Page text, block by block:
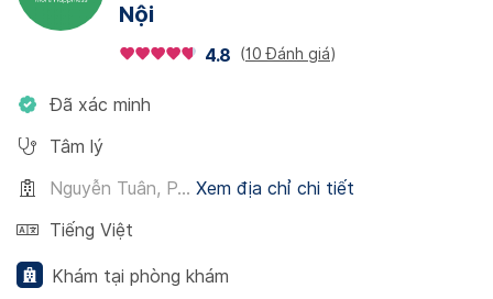
Nội
4.8 (10 Đánh giá)
Đã xác minh
Tâm lý
Nguyễn Tuân, P... Xem địa chỉ chi tiết
Tiếng Việt
Khám tại phòng khám